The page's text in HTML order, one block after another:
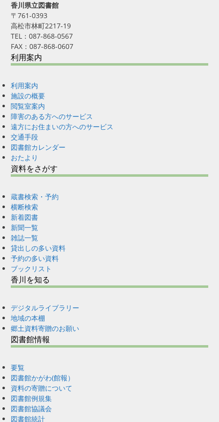
香川県立図書館
〒761-0393
高松市林町2217-19
TEL：087-868-0567
FAX：087-868-0607
利用案内
利用案内
施設の概要
閲覧室案内
障害のある方へのサービス
遠方にお住まいの方へのサービス
交通手段
図書館カレンダー
おたより
資料をさがす
蔵書検索・予約
横断検索
新着図書
新聞一覧
雑誌一覧
貸出しの多い資料
予約の多い資料
ブックリスト
香川を知る
デジタルライブラリー
地域の本棚
郷土資料寄贈のお願い
図書館情報
要覧
図書館かがわ(館報）
資料の寄贈について
図書館例規集
図書館協議会
図書館統計